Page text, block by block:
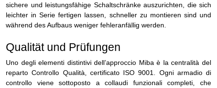
sichere und leistungsfähige Schaltschränke auszurichten, die sich
leichter in Serie fertigen lassen, schneller zu montieren sind und
während des Aufbaus weniger fehleranfällig werden.
Qualität und Prüfungen
Uno degli elementi distintivi dell’approccio Miba è la centralità del
reparto Controllo Qualità, certificato ISO 9001. Ogni armadio di
controllo viene sottoposto a collaudi funzionali completi, che